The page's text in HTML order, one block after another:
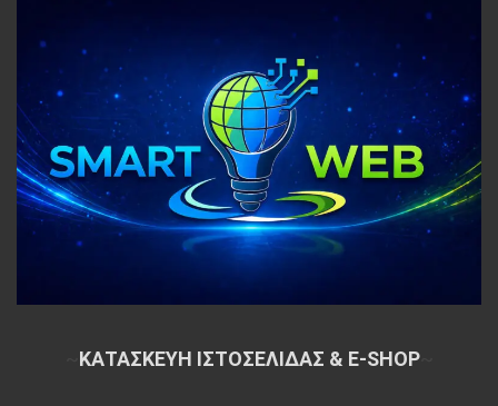
ΚΑΤΑΣΚΕΥΗ ΙΣΤΟΣΕΛΙΔΑΣ & E-SHOP~